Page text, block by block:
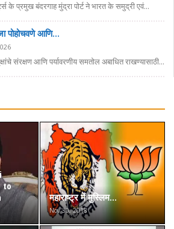
के प्रमुख बंदरगाह मुंद्रा पोर्ट ने भारत के समुद्री एवं...
पोहोचवणे आणि...
संरक्षण आणि पर्यावरणीय समतोल अबाधित राखण्यासाठी...
to
महाराष्ट्र में मुस्लिम...
Nov 30, 2018